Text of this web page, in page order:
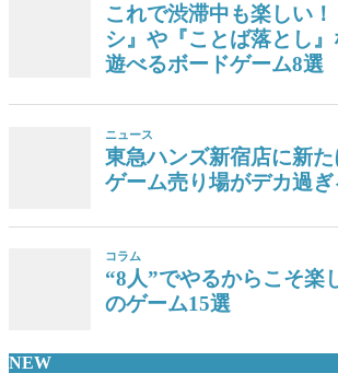
これで渋滞中も楽しい
シ』や『ことば落とし
遊べるボードゲーム8選
ニュース
東急ハンズ新宿店に新
ゲーム売り場がデカ過ぎ
コラム
“8人”でやるからこそ楽
のゲーム15選
NEW